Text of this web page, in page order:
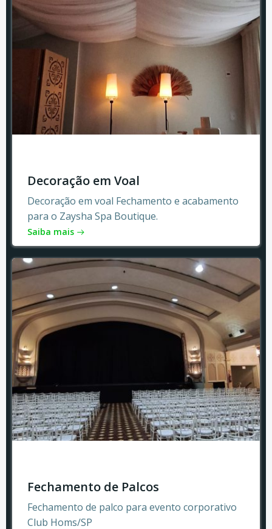
Decoração em Voal
Decoração em voal Fechamento e acabamento
para o Zaysha Spa Boutique.
Saiba mais
Fechamento de Palcos
Fechamento de palco para evento corporativo
Club Homs/SP